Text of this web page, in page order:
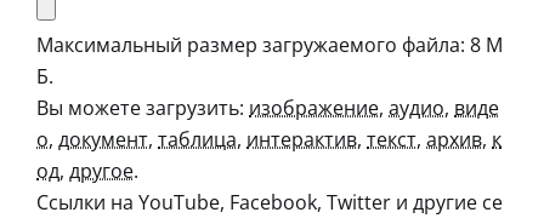
Максимальный размер загружаемого файла: 8 М
Б.
Вы можете загрузить: изображение, аудио, виде
о, документ, таблица, интерактив, текст, архив, к
од, другое.
Ссылки на YouTube, Facebook, Twitter и другие се